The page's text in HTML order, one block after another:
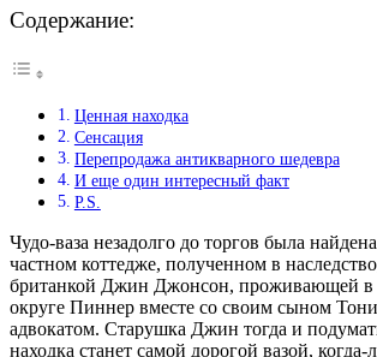
Содержание:
Ценная находка
Сенсация
Перепродажа антикварного шедевра
И еще один интересный факт
P.S.
Чудо-ваза незадолго до торгов была
частном коттедже, полученном в
британкой Джин Джонсон, проживающей в
округе Пиннер вместе со своим сыном
адвокатом. Старушка Джин тогда и
находка станет самой дорогой вазой,